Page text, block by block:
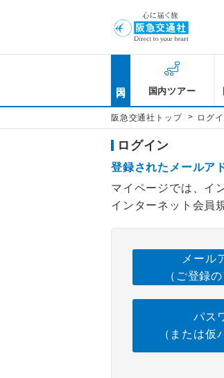
国内ツアー
阪急交通社トップ > ログ
ログイン
登録されたメールア
マイページでは、イ
インターネット会員
メール
（ご登録
パス
（または仮